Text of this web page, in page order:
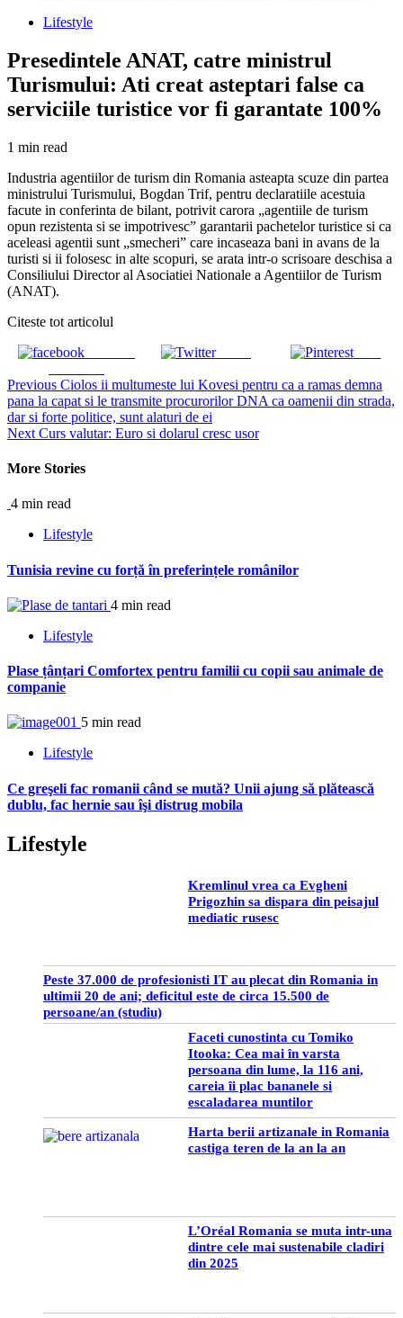
Lifestyle
Presedintele ANAT, catre ministrul
Turismului: Ati creat asteptari false ca
serviciile turistice vor fi garantate 100%
1 min read
Industria agentiilor de turism din Romania asteapta scuze din partea
ministrului Turismului, Bogdan Trif, pentru declaratiile acestuia
facute in conferinta de bilant, potrivit carora „agentiile de turism
opun rezistenta si se impotrivesc” garantarii pachetelor turistice si ca
aceleasi agentii sunt „smecheri” care incaseaza bani in avans de la
turisti si ii folosesc in alte scopuri, se arata intr-o scrisoare deschisa a
Consiliului Director al Asociatiei Nationale a Agentiilor de Turism
(ANAT).
Citeste tot articolul
Tweet Save
Continue
Reading
Previous Ciolos ii multumeste lui Kovesi pentru ca a ramas demna
pana la capat si le transmite procurorilor DNA ca oamenii din strada,
dar si forte politice, sunt alaturi de ei
Next Curs valutar: Euro si dolarul cresc usor
More Stories
4 min read
Lifestyle
Tunisia revine cu forță în preferințele românilor
4 min read
Lifestyle
Plase țânțari Comfortex pentru familii cu copii sau animale de
companie
5 min read
Lifestyle
Ce greşeli fac romanii când se mută? Unii ajung să plătească
dublu, fac hernie sau îşi distrug mobila
Lifestyle
Kremlinul vrea ca Evgheni
Prigozhin sa dispara din peisajul
mediatic rusesc
Peste 37.000 de profesionisti IT au plecat din Romania in
ultimii 20 de ani; deficitul este de circa 15.500 de
persoane/an (studiu)
Faceti cunostinta cu Tomiko
Itooka: Cea mai în varsta
persoana din lume, la 116 ani,
careia îi plac bananele si
escaladarea muntilor
Harta berii artizanale in Romania
castiga teren de la an la an
L’Oréal Romania se muta intr-una
dintre cele mai sustenabile cladiri
din 2025